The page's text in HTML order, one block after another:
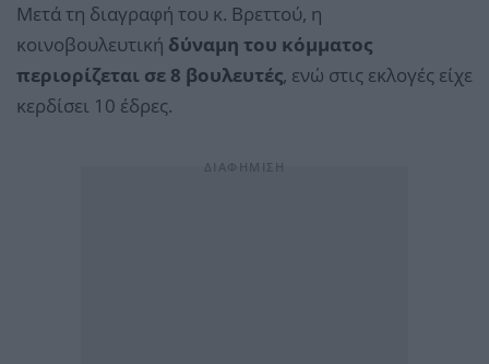
Μετά τη διαγραφή του κ. Βρεττού, η
κοινοβουλευτική δύναμη του κόμματος
περιορίζεται σε 8 βουλευτές, ενώ στις εκλογές είχε
κερδίσει 10 έδρες.